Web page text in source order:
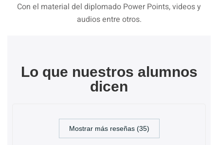
Con el material del diplomado Power Points, videos y
audios entre otros.
Lo que nuestros alumnos
dicen
Mostrar más reseñas (35)